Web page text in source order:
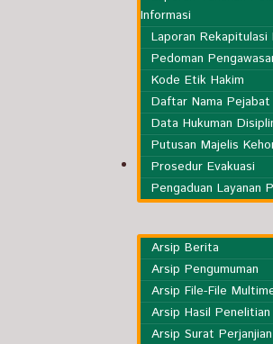
Informasi
Laporan Rekapitulasi
Pedoman
Kode Etik Hakim
Daftar Nama Pejabat
Data Hukuman
Putusan Majelis
Prosedur Evakuasi
Pengaduan Layanan
Publikasi
Arsip Berita
Arsip Pengumuman
Arsip File-File
Arsip Hasil Penelitian
Arsip Surat